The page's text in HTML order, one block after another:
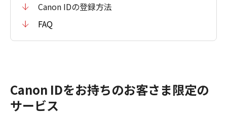
Canon IDの登録方法
FAQ
Canon IDをお持ちのお客さま限定の
サービス